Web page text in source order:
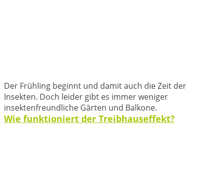
Der Frühling beginnt und damit auch die Zeit der
Insekten. Doch leider gibt es immer weniger
insektenfreundliche Gärten und Balkone.
Wie funktioniert der Treibhauseffekt?